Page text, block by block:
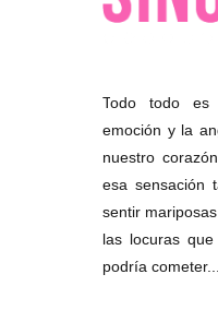
Todo todo es
emoción y la
nuestro
esa sensación
sentir
las locuras
podría